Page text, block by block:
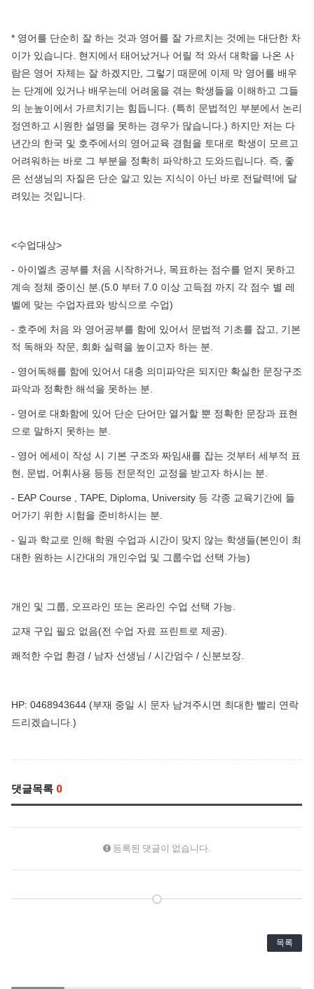
* 영어를 단순히 잘 하는 것과 영어를 잘 가르치는 것에는 대단한 차
이가 있습니다. 현지에서 태어났거나 어릴 적 와서 대학을 나온 사
람은 영어 자체는 잘 하겠지만, 그렇기 때문에 이제 막 영어를 배우
는 단계에 있거나 배우는데 어려움을 겪는 학생들을 이해하고 그들
의 눈높이에서 가르치기는 힘듭니다. (특히 문법적인 부분에서 논리
정연하고 시원한 설명을 못하는 경우가 많습니다.) 하지만 저는 다
년간의 한국 및 호주에서의 영어교육 경험을 토대로 학생이 모르고
어려워하는 바로 그 부분을 정확히 파악하고 도와드립니다. 즉, 좋
은 선생님의 자질은 단순 알고 있는 지식이 아닌 바로 전달력!에 달
려있는 것입니다.
<수업대상>
- 아이엘츠 공부를 처음 시작하거나, 목표하는 점수를 얻지 못하고
계속 정체 중이신 분.(5.0 부터 7.0 이상 고득점 까지 각 점수 별 레
벨에 맞는 수업자료와 방식으로 수업)
- 호주에 처음 와 영어공부를 함에 있어서 문법적 기초를 잡고, 기본
적 독해와 작문, 회화 실력을 높이고자 하는 분.
- 영어독해를 함에 있어서 대충 의미파악은 되지만 확실한 문장구조
파악과 정확한 해석을 못하는 분.
- 영어로 대화함에 있어 단순 단어만 열거할 뿐 정확한 문장과 표현
으로 말하지 못하는 분.
- 영어 에세이 작성 시 기본 구조와 짜임새를 잡는 것부터 세부적 표
현, 문법, 어휘사용 등등 전문적인 교정을 받고자 하시는 분.
- EAP Course , TAPE, Diploma, University 등 각종 교육기간에 들
어가기 위한 시험을 준비하시는 분.
- 일과 학교로 인해 학원 수업과 시간이 맞지 않는 학생들(본인이 최
대한 원하는 시간대의 개인수업 및 그룹수업 선택 가능)
개인 및 그룹, 오프라인 또는 온라인 수업 선택 가능.
교재 구입 필요 없음(전 수업 자료 프린트로 제공).
쾌적한 수업 환경 / 남자 선생님 / 시간엄수 / 신분보장.
HP: 0468943644 (부재 중일 시 문자 남겨주시면 최대한 빨리 연락
드리겠습니다.)
댓글목록 0
등록된 댓글이 없습니다.
목록